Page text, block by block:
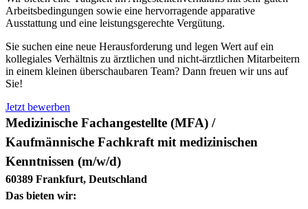
Arbeitsbedingungen sowie eine hervorragende apparative
Ausstattung und eine leistungsgerechte Vergütung.
Sie suchen eine neue Herausforderung und legen Wert auf ein
kollegiales Verhältnis zu ärztlichen und nicht-ärztlichen Mitarbeitern
in einem kleinen überschaubaren Team? Dann freuen wir uns auf
Sie!
Jetzt bewerben
Medizinische Fachangestellte (MFA) /
Kaufmännische Fachkraft mit medizinischen
Kenntnissen (m/w/d)
60389 Frankfurt, Deutschland
Das bieten wir: